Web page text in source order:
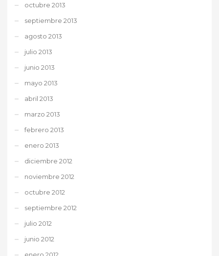
octubre 2013
septiembre 2013
agosto 2013
julio 2013
junio 2013
mayo 2013
abril 2013
marzo 2013
febrero 2013
enero 2013
diciembre 2012
noviembre 2012
octubre 2012
septiembre 2012
julio 2012
junio 2012
enero 2012